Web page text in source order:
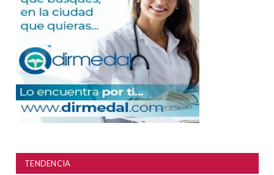
TENDENCIA